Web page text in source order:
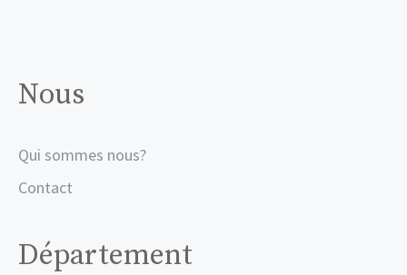
Nous
Qui sommes nous?
Contact
Département